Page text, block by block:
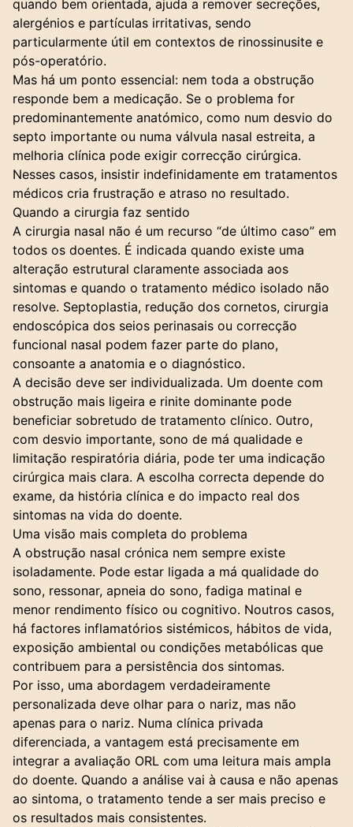
quando bem orientada, ajuda a remover secreções,
alergénios e partículas irritativas, sendo
particularmente útil em contextos de rinossinusite e
pós-operatório.
Mas há um ponto essencial: nem toda a obstrução
responde bem a medicação. Se o problema for
predominantemente anatómico, como num desvio do
septo importante ou numa válvula nasal estreita, a
melhoria clínica pode exigir correcção cirúrgica.
Nesses casos, insistir indefinidamente em tratamentos
médicos cria frustração e atraso no resultado.
Quando a cirurgia faz sentido
A cirurgia nasal não é um recurso “de último caso” em
todos os doentes. É indicada quando existe uma
alteração estrutural claramente associada aos
sintomas e quando o tratamento médico isolado não
resolve. Septoplastia, redução dos cornetos, cirurgia
endoscópica dos seios perinasais ou correcção
funcional nasal podem fazer parte do plano,
consoante a anatomia e o diagnóstico.
A decisão deve ser individualizada. Um doente com
obstrução mais ligeira e rinite dominante pode
beneficiar sobretudo de tratamento clínico. Outro,
com desvio importante, sono de má qualidade e
limitação respiratória diária, pode ter uma indicação
cirúrgica mais clara. A escolha correcta depende do
exame, da história clínica e do impacto real dos
sintomas na vida do doente.
Uma visão mais completa do problema
A obstrução nasal crónica nem sempre existe
isoladamente. Pode estar ligada a má qualidade do
sono, ressonar, apneia do sono, fadiga matinal e
menor rendimento físico ou cognitivo. Noutros casos,
há factores inflamatórios sistémicos, hábitos de vida,
exposição ambiental ou condições metabólicas que
contribuem para a persistência dos sintomas.
Por isso, uma abordagem verdadeiramente
personalizada deve olhar para o nariz, mas não
apenas para o nariz. Numa clínica privada
diferenciada, a vantagem está precisamente em
integrar a avaliação ORL com uma leitura mais ampla
do doente. Quando a análise vai à causa e não apenas
ao sintoma, o tratamento tende a ser mais preciso e
os resultados mais consistentes.